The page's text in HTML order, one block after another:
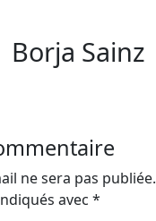
Borja Sainz
ne sera pas publiée.
avec *